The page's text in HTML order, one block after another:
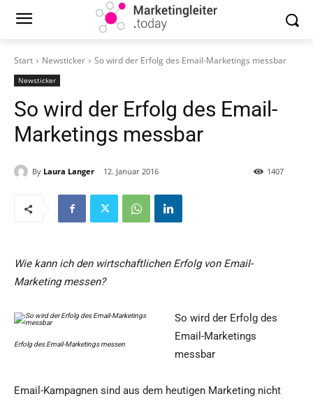
Start Newsticker So wird der Erfolg des Email-Marketings messbar
Newsticker
So wird der Erfolg des Email-
Marketings messbar
By Laura Langer 12. Januar 2016 1407
Wie kann ich den wirtschaftlichen Erfolg von Email-
Marketing messen?
Erfolg des Email-Marketings messen
So wird der Erfolg des
Email-Marketings
messbar
Email-Kampagnen sind aus dem heutigen Marketing nicht